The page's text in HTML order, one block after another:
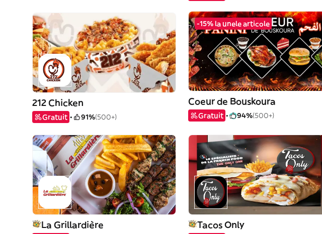
212 Chicken
Gratuit 91%(500+)
-15% la unele articole
Coeur de Bouskoura
Gratuit 94%(500+)
La Grillardière Tacos Only